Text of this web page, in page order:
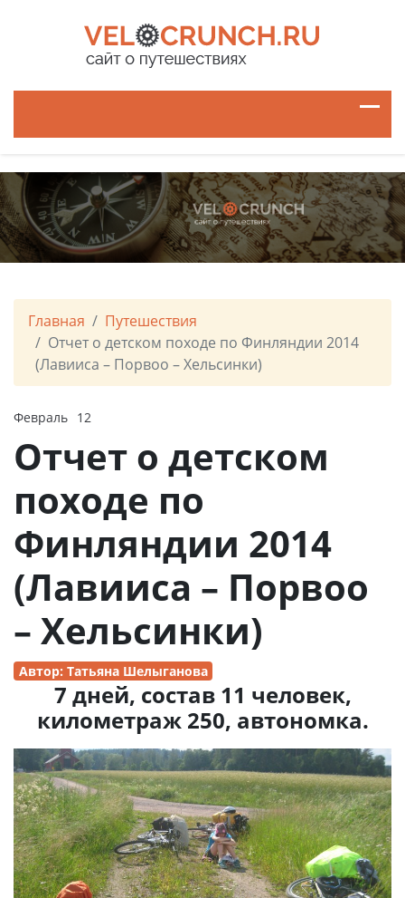
Главная
Путешествия
Отчет о детском походе по Финляндии 2014
(Лавииса – Порвоо – Хельсинки)
Февраль 12
Отчет о детском
походе по
Финляндии 2014
(Лавииса – Порвоо
– Хельсинки)
Автор: Татьяна Шелыганова
7 дней, состав 11 человек,
километраж 250, автономка.